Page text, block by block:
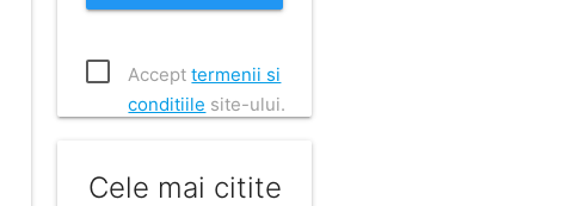
Accepttermenii si
conditiile site-ului.
Cele mai citite